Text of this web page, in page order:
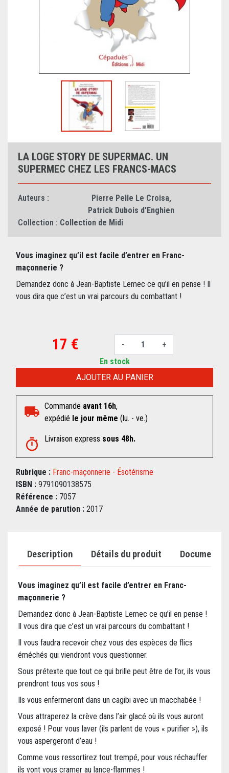
LA LOGE STORY DE SUPERMAC. UN
SUPERMEC CHEZ LES FRANCS-MACS
Auteurs : Pierre Pelle Le Croisa,
Patrick Dubois d'Enghien
Collection : Collection de Midi
Vous imaginez qu’il est facile d’entrer en Franc-
maçonnerie ?
Demandez donc à Jean-Baptiste Lemec ce qu’il en pense ! Il
vous dira que c’est un vrai parcours du combattant !
17 € - +
AJOUTER AU PANIER
En stock
Commande avant 16h,
expédié le jour même (lu. - ve.)
Livraison express sous 48h.
Rubrique : Franc-maçonnerie - Ésotérisme
ISBN : 9791090138575
Référence : 7057
Année de parution : 2017
Description Détails du produit Documents
Vous imaginez qu’il est facile d’entrer en Franc-
maçonnerie ?
Demandez donc à Jean-Baptiste Lemec ce qu’il en pense !
Il vous dira que c’est un vrai parcours du combattant !
Il vous faudra recevoir chez vous des espèces de flics
éméchés qui viendront vous questionner.
Sous prétexte que tout ce qui brille peut être de l’or, ils vous
prendront tous vos sous !
Ils vous enfermeront dans un cagibi avec un macchabée !
Vous attraperez la crève dans l’air glacé où ils vous auront
exposé ! Pour vous laver (ils parlent de vous « purifier »), ils
vous aspergeront d’eau !
Comme vous ressortirez tout trempé, pour vous réchauffer
ils vont vous cramer au lance-flammes !